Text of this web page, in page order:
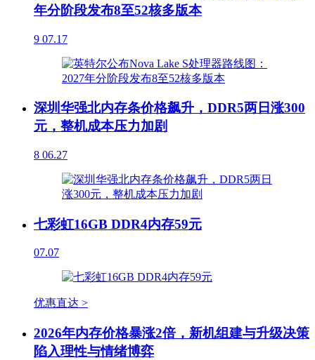
年分阶段发布8至52核多版本
9 07.17
深圳华强北内存条价格飙升，DDR5两日涨300
元，整机成本压力加剧
8 06.27
七彩虹16GB DDR4内存59元
07.07
优惠直达 >
2026年内存价格暴涨2倍，新机组建与升级决策
陷入理性与情绪博弈